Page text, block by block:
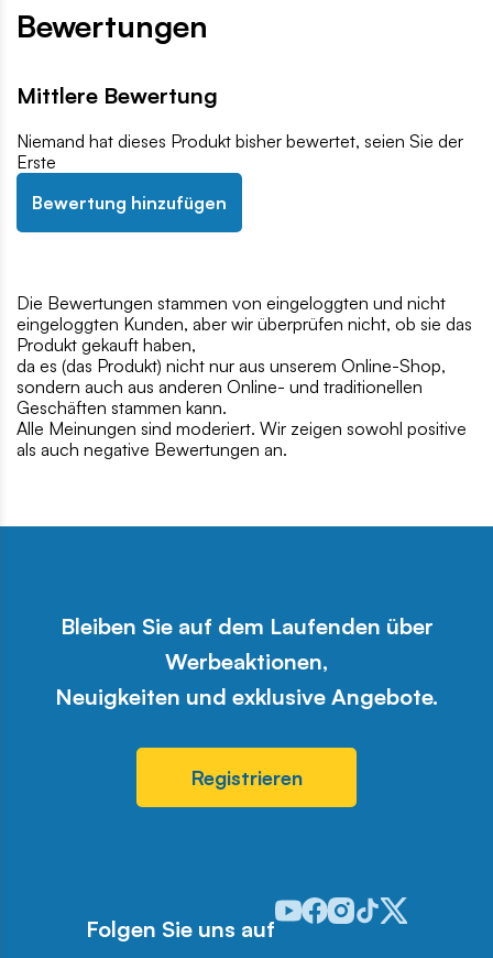
Bewertungen
Mittlere Bewertung
Niemand hat dieses Produkt bisher bewertet, seien Sie der
Erste
Bewertung hinzufügen
Die Bewertungen stammen von eingeloggten und nicht
eingeloggten Kunden, aber wir überprüfen nicht, ob sie das
Produkt gekauft haben,
da es (das Produkt) nicht nur aus unserem Online-Shop,
sondern auch aus anderen Online- und traditionellen
Geschäften stammen kann.
Alle Meinungen sind moderiert. Wir zeigen sowohl positive
als auch negative Bewertungen an.
Bleiben Sie auf dem Laufenden über
Werbeaktionen,
Neuigkeiten und exklusive Angebote.
Registrieren
Folgen Sie uns auf
Odwiedź nasz profil w
Odwiedź nasz profil w
Odwiedź nasz profil w
Odwiedź nasz
Odwiedź nasz